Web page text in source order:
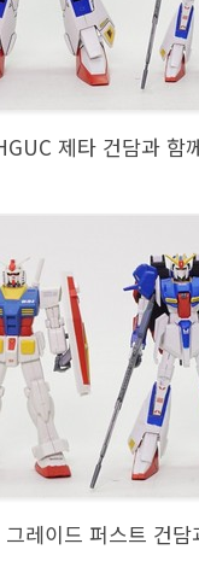
제타 건담과 함
그레이드 퍼스트 건담